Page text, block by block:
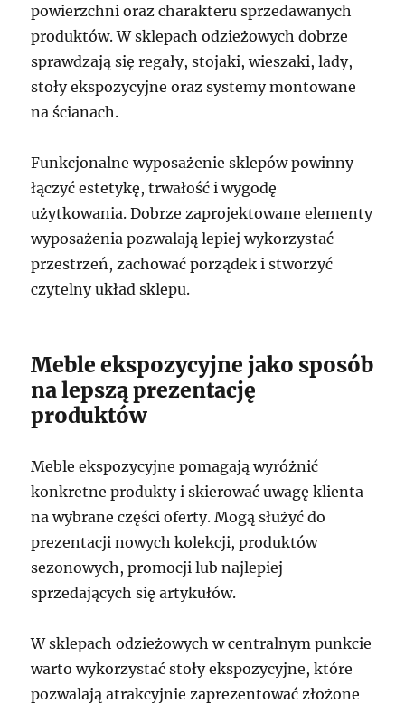
powierzchni oraz charakteru sprzedawanych
produktów. W sklepach odzieżowych dobrze
sprawdzają się regały, stojaki, wieszaki, lady,
stoły ekspozycyjne oraz systemy montowane
na ścianach.
Funkcjonalne wyposażenie sklepów powinny
łączyć estetykę, trwałość i wygodę
użytkowania. Dobrze zaprojektowane elementy
wyposażenia pozwalają lepiej wykorzystać
przestrzeń, zachować porządek i stworzyć
czytelny układ sklepu.
Meble ekspozycyjne jako sposób
na lepszą prezentację
produktów
Meble ekspozycyjne pomagają wyróżnić
konkretne produkty i skierować uwagę klienta
na wybrane części oferty. Mogą służyć do
prezentacji nowych kolekcji, produktów
sezonowych, promocji lub najlepiej
sprzedających się artykułów.
W sklepach odzieżowych w centralnym punkcie
warto wykorzystać stoły ekspozycyjne, które
pozwalają atrakcyjnie zaprezentować złożone